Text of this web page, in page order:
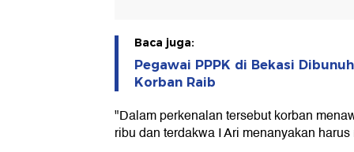
Baca juga:
Pegawai PPPK di Bekasi
Korban Raib
"Dalam perkenalan tersebut korban
ribu dan terdakwa I Ari menanyakan